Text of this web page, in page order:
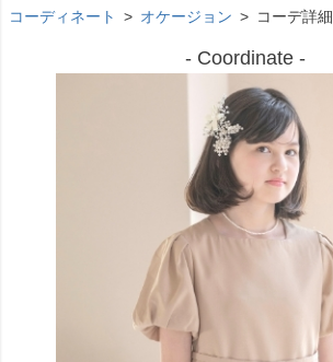
コーディネート オケージョン コーデ詳細
- Coordinate -